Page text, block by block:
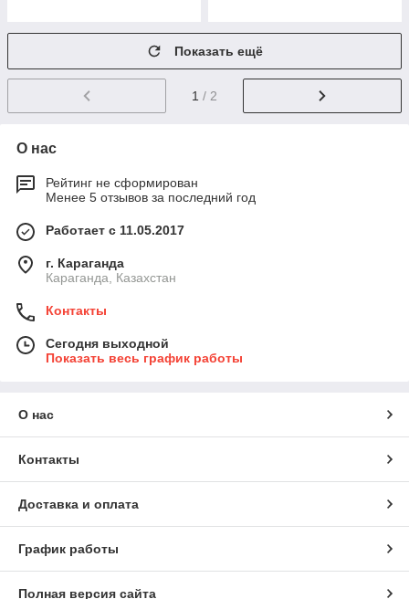
Показать ещё
1 / 2
О нас
Рейтинг не сформирован
Менее 5 отзывов за последний год
Работает с 11.05.2017
г. Караганда
Караганда, Казахстан
Контакты
Сегодня выходной
Показать весь график работы
О нас
Контакты
Доставка и оплата
График работы
Полная версия сайта